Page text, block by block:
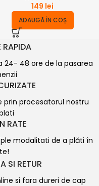
149 lei
ADAUGĂ ÎN COȘ
RAPIDA
24- 48 ore de la pasarea
prin procesatorul nostru
RATE
modalitati de a plăti în
SI RETUR
si fara dureri de cap